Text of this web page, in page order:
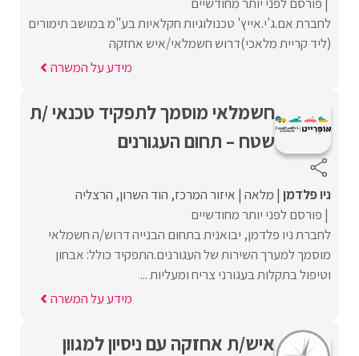
לחברת אם.ג'י.אייץ' טכנולוגיות חקלאיות בע"מ במושב תימורים
(ליד קריית מלאכי)דרוש חשמלאי/איש אחזקה
מידע על המשרה
חשמלאי מוסמך לתפקיד טכנאי /ת
שטח – תחום העגורנים
ניו פלדמן מלאה איזור המרכז הוד השרון הרצליה
פורסם לפני יותר מחודשיים
לחברת ניו פלדמן, יבואנית בתחום הבנייה דרוש/ה חשמלאי
מוסמך למערך השירות של העגורנים.התפקיד כולל: אבחון
וטיפול בתקלות בעגורני צריח ומעליות ...
מידע על המשרה
איש/ת אחזקה עם ניסיון למגוון